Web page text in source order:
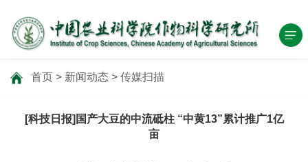
首页 > 新闻动态 > 传媒扫描
[科技日报]国产大豆的中流砥柱 “中黄13”累计推广1亿
亩